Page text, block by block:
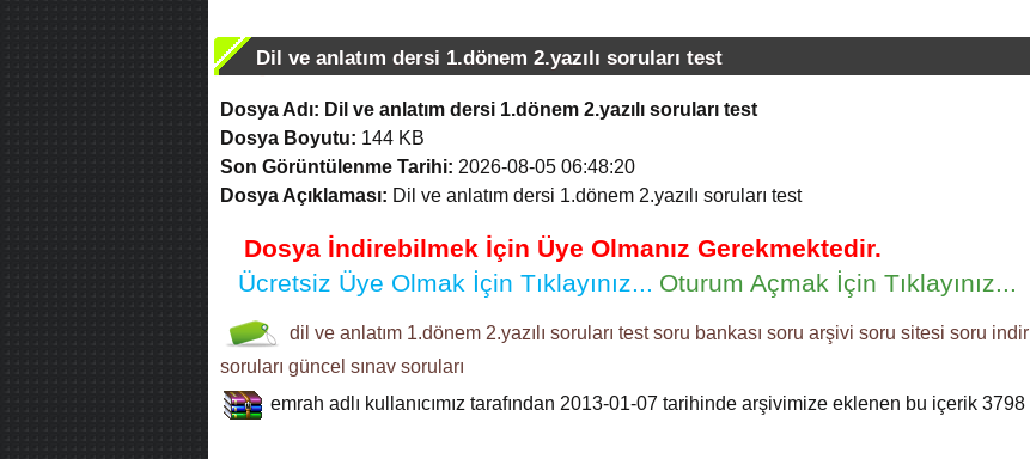
Dil ve anlatım dersi 1.dönem 2.yazılı soruları test
Dosya Adı: Dil ve anlatım dersi 1.dönem 2.yazılı soruları test
Dosya Boyutu: 144 KB
Son Görüntülenme Tarihi: 2026-08-05 06:48:20
Dosya Açıklaması: Dil ve anlatım dersi 1.dönem 2.yazılı soruları test
Dosya İndirebilmek İçin Üye Olmanız Gerekmektedir.
Ücretsiz Üye Olmak İçin Tıklayınız... Oturum Açmak İçin Tıklayınız...
dil ve anlatım 1.dönem 2.yazılı soruları test soru bankası soru arşivi soru sitesi soru indir
soruları güncel sınav soruları
emrah adlı kullanıcımız tarafından 2013-01-07 tarihinde arşivimize eklenen bu içerik 3798